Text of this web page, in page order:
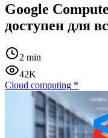
Google
доступен для
2 min
42K
Cloud computing *